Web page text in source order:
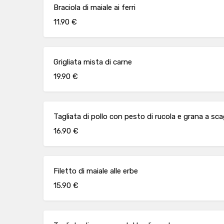
Braciola di maiale ai ferri
11.90 €
Grigliata mista di carne
19.90 €
Tagliata di pollo con pesto di rucola e grana a
16.90 €
Filetto di maiale alle erbe
15.90 €